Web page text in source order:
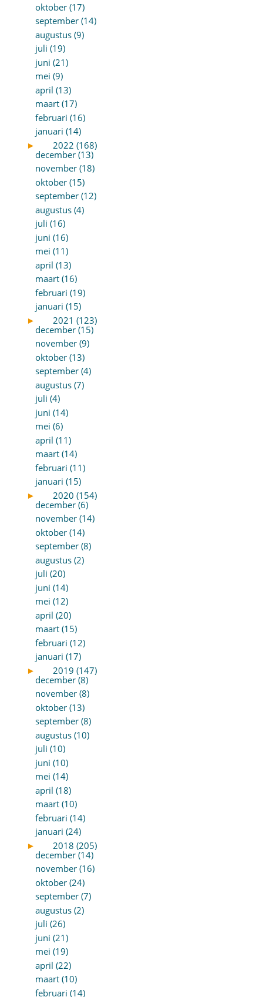
oktober (17)
september (14)
augustus (9)
juli (19)
juni (21)
mei (9)
april (13)
maart (17)
februari (16)
januari (14)
►
2022 (168)
december (13)
november (18)
oktober (15)
september (12)
augustus (4)
juli (16)
juni (16)
mei (11)
april (13)
maart (16)
februari (19)
januari (15)
►
2021 (123)
december (15)
november (9)
oktober (13)
september (4)
augustus (7)
juli (4)
juni (14)
mei (6)
april (11)
maart (14)
februari (11)
januari (15)
►
2020 (154)
december (6)
november (14)
oktober (14)
september (8)
augustus (2)
juli (20)
juni (14)
mei (12)
april (20)
maart (15)
februari (12)
januari (17)
►
2019 (147)
december (8)
november (8)
oktober (13)
september (8)
augustus (10)
juli (10)
juni (10)
mei (14)
april (18)
maart (10)
februari (14)
januari (24)
►
2018 (205)
december (14)
november (16)
oktober (24)
september (7)
augustus (2)
juli (26)
juni (21)
mei (19)
april (22)
maart (10)
februari (14)